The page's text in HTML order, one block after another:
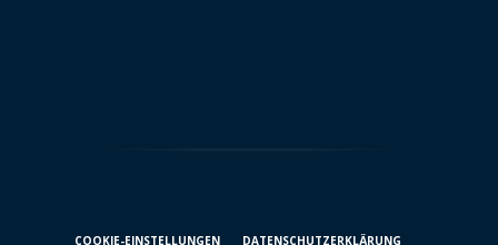
COOKIE-EINSTELLUNGEN DATENSCHUTZ­ERKLÄRUNG